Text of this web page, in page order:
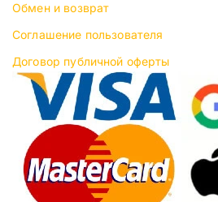
Обмен и возврат
Соглашение пользователя
Договор публичной оферты